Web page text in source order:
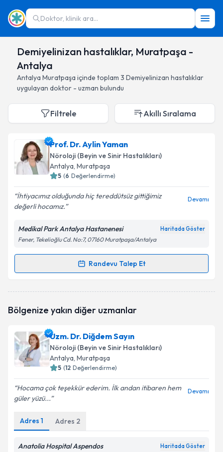
Doktor, klinik ara...
Demiyelinizan hastalıklar, Muratpaşa -
Antalya
Antalya Muratpaşa içinde toplam 3 Demiyelinizan hastalıklar
uygulayan doktor - uzman bulundu
Filtrele Akıllı Sıralama
Prof. Dr. Aylin Yaman
Nöroloji (Beyin ve Sinir Hastalıkları)
Antalya, Muratpaşa
5 (6 Değerlendirme)
İhtiyacımız olduğunda hiç tereddütsüz gittiğimiz
değerli hocamız.
Devamı
Medikal Park Antalya Hastanenesi Haritada Göster
Fener, Tekelioğlu Cd. No:7, 07160 Muratpaşa/Antalya
Randevu Talep Et
Randevu Takvimi Talebi
oluşturun. Size bu uzmandan randevu almanız için bir
E-posta Adresiniz
Kişisel verilerimin işlenmesine ilişkinAydınlatma
Metni
Takvim Talebini Gönder
Bölgenize yakın diğer uzmanlar
Uzm. Dr. Diğdem Sayın
Nöroloji (Beyin ve Sinir Hastalıkları)
Antalya, Muratpaşa
5 (12 Değerlendirme)
Hocama çok teşekkür ederim. İlk andan itibaren hem
güler yüzü...
Devamı
Adres 1 Adres 2
Anatolia Hospital Aspendos Haritada Göster